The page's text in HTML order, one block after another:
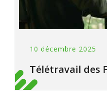
10 décembre 2025
Télétravail des